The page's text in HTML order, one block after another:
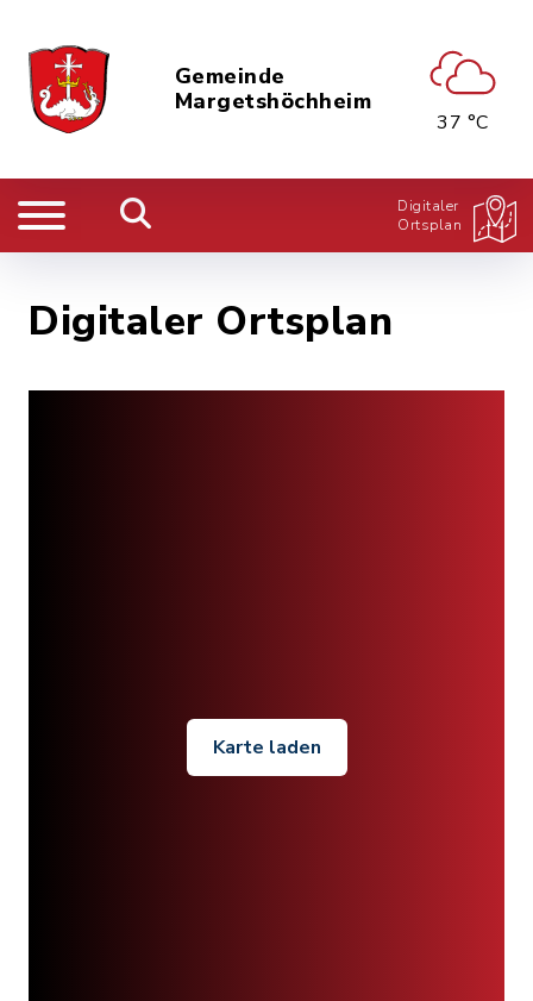
Gemeinde
Margetshöchheim
37 °C
Digitaler
Ortsplan
Digitaler Ortsplan
Karte laden